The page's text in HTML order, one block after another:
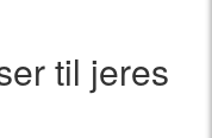
til jeres